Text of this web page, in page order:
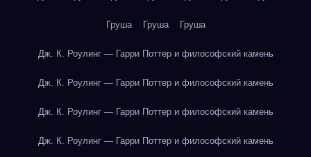
Груша Груша Груша
Дж. К. Роулинг — Гарри Поттер и философский камень
Дж. К. Роулинг — Гарри Поттер и философский камень
Дж. К. Роулинг — Гарри Поттер и философский камень
Дж. К. Роулинг — Гарри Поттер и философский камень